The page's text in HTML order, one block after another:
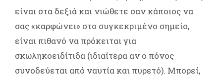
είναι στα δεξιά και νιώθετε σαν κάποιος να
σας «καρφώνει» στο συγκεκριμένο σημείο,
είναι πιθανό να πρόκειται για
σκωληκοειδίτιδα (ιδιαίτερα αν ο πόνος
συνοδεύεται από ναυτία και πυρετό). Μπορεί,